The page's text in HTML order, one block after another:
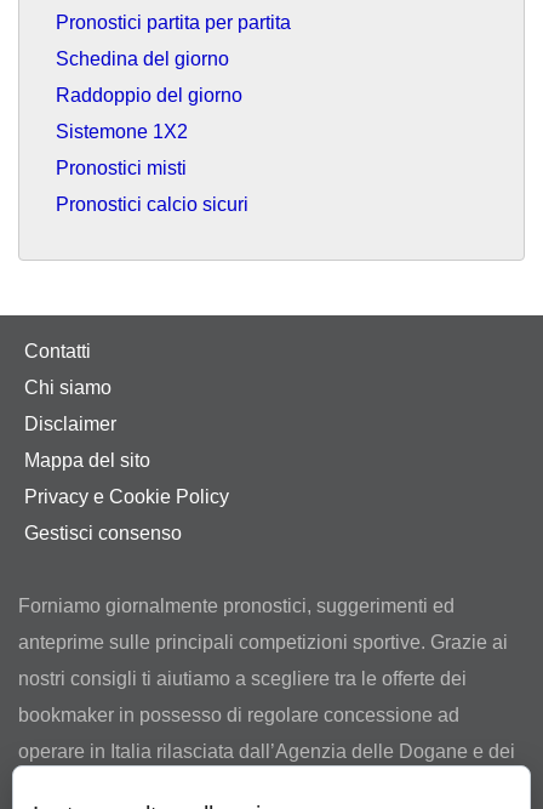
Pronostici partita per partita
Schedina del giorno
Raddoppio del giorno
Sistemone 1X2
Pronostici misti
Pronostici calcio sicuri
Contatti
Chi siamo
Disclaimer
Mappa del sito
Privacy e Cookie Policy
Gestisci consenso
Forniamo giornalmente pronostici, suggerimenti ed
anteprime sulle principali competizioni sportive. Grazie ai
nostri consigli ti aiutiamo a scegliere tra le offerte dei
bookmaker in possesso di regolare concessione ad
operare in Italia rilasciata dall’Agenzia delle Dogane e dei